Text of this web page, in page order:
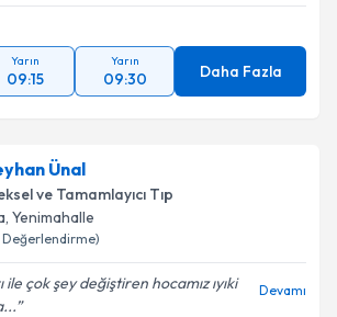
Yarın
09:15
Yarın
09:30 Daha Fazla
Ünal
ve Tamamlayıcı Tıp
, Yenimahalle
Değerlendirme)
ile çok şey değiştiren hocamız ıyıki
Devamı